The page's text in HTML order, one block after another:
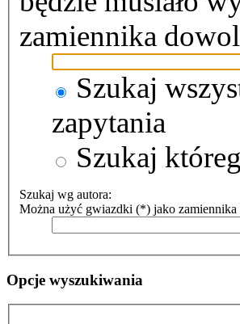
zamiennika
Szukaj
zapytania
Szukaj
Szukaj wg autora:
Można użyć gwiazdki (*) jako
Opcje wyszukiwania